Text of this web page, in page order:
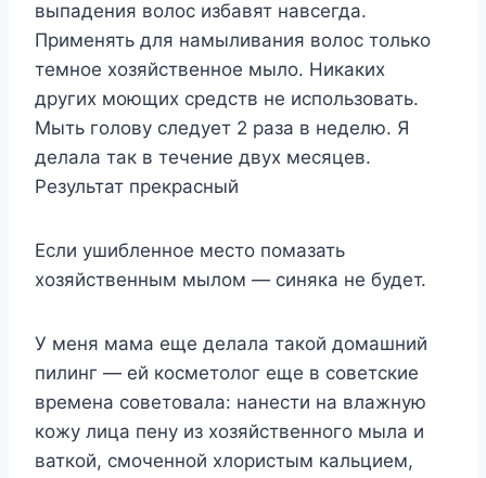
выпадения волос избавят навсегда.
Применять для намыливания волос только
темное хозяйственное мыло. Никаких
других моющих средств не использовать.
Мыть голову следует 2 раза в неделю. Я
делала так в течение двух месяцев.
Результат прекрасный
Если ушибленное место помазать
хозяйственным мылом — синяка не будет.
У меня мама еще делала такой домашний
пилинг — ей косметолог еще в советские
времена советовала: нанести на влажную
кожу лица пену из хозяйственного мыла и
ваткой, смоченной хлористым кальцием,